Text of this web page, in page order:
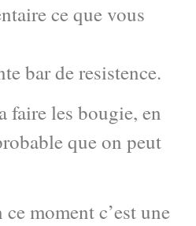
ce que vous
bar de resistence.
faire les bougie, en
que on peut
moment c’est une